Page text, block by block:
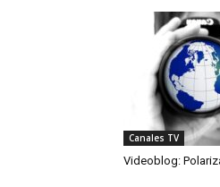
Canales TV
Videoblog: